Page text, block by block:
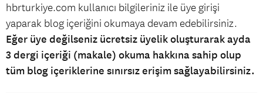
hbrturkiye.com kullanıcı bilgileriniz ile üye girişi
yaparak blog içeriğini okumaya devam edebilirsiniz.
Eğer üye değilseniz ücretsiz üyelik oluşturarak ayda
3 dergi içeriği (makale) okuma hakkına sahip olup
tüm blog içeriklerine sınırsız erişim sağlayabilirsiniz.